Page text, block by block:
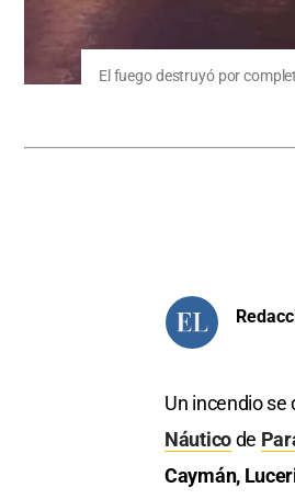
El fuego destruyó por
Un incendio se
Náuticode
Caymán,